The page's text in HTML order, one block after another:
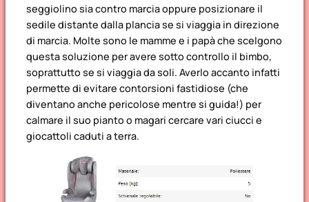
seggiolino sia contro marcia oppure posizionare il
sedile distante dalla plancia se si viaggia in direzione
di marcia. Molte sono le mamme e i papà che scelgono
questa soluzione per avere sotto controllo il bimbo,
soprattutto se si viaggia da soli. Averlo accanto infatti
permette di evitare contorsioni fastidiose (che
diventano anche pericolose mentre si guida!) per
calmare il suo pianto o magari cercare vari ciucci e
giocattoli caduti a terra.